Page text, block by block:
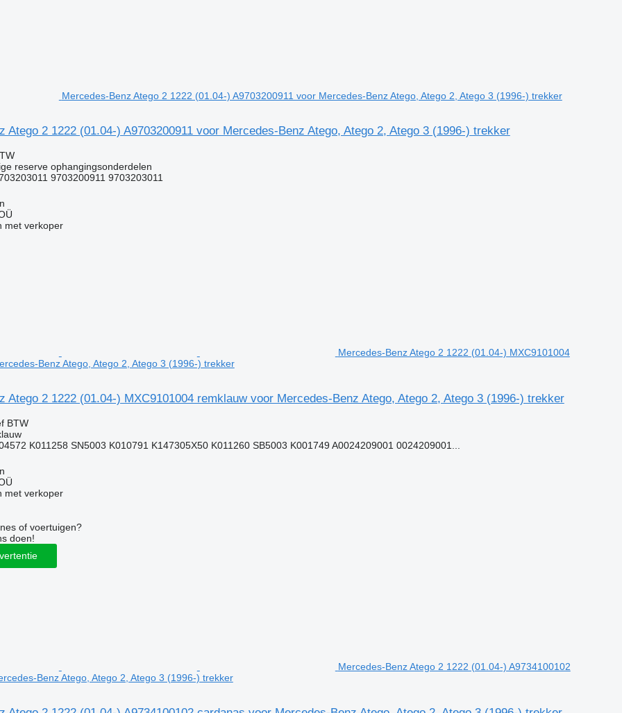
Mercedes-Benz Atego 2 1222 (01.04-) A9703200911 voor Mercedes-Benz Atego, Atego 2, Atego 3 (1996-) trekker
Atego 2 1222 (01.04-) A9703200911 voor Mercedes-Benz Atego, Atego 2, Atego 3 (1996-) trekker
reserve ophangingsonderdelen
9703200911 9703203011
met verkoper
Mercedes-Benz Atego 2 1222 (01.04-) MXC9101004
Benz Atego, Atego 2, Atego 3 (1996-) trekker
Atego 2 1222 (01.04-) MXC9101004 remklauw voor Mercedes-Benz Atego, Atego 2, Atego 3 (1996-) trekker
BTW
K011258 SN5003 K010791 K147305X50 K011260 SB5003 K001749 A0024209001 0024209001...
met verkoper
of voertuigen?
doen!
Mercedes-Benz Atego 2 1222 (01.04-) A9734100102
Benz Atego, Atego 2, Atego 3 (1996-) trekker